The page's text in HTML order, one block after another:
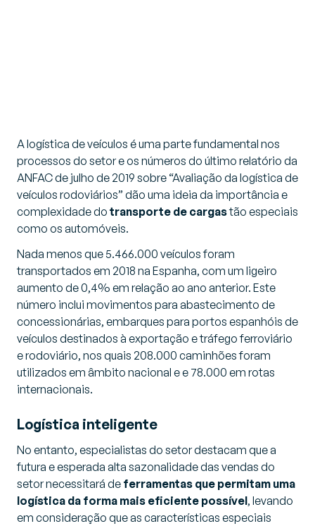
A logística de veículos é uma parte fundamental nos
processos do setor e os números do último relatório da
ANFAC de julho de 2019 sobre “Avaliação da logística de
veículos rodoviários” dão uma ideia da importância e
complexidade do transporte de cargastão especiais
como os automóveis.
Nada menos que 5.466.000 veículos foram
transportados em 2018 na Espanha, com um ligeiro
aumento de 0,4% em relação ao ano anterior. Este
número inclui movimentos para abastecimento de
concessionárias, embarques para portos espanhóis de
veículos destinados à exportação e tráfego ferroviário
e rodoviário, nos quais 208.000 caminhões foram
utilizados em âmbito nacional e e 78.000 em rotas
internacionais.
Logística inteligente
No entanto, especialistas do setor destacam que a
futura e esperada alta sazonalidade das vendas do
setor necessitará de ferramentas que permitam uma
logística da forma mais eficiente possível, levando
em consideração que as características especiais